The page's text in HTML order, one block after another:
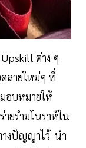
ต่าง ๆ
ลายใหม่ๆ ที่
อบหมายให้
ยรำมโนราห์ใน
งปัญญาไว้ นำ